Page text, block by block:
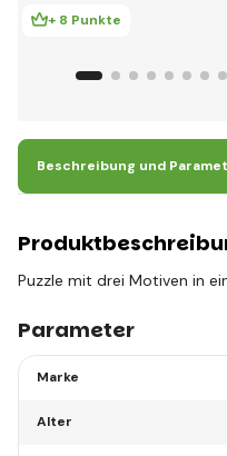
+ 8 Punkte
Beschreibung und
Puzzle mit drei Motiven in
Parameter
Marke
Alter